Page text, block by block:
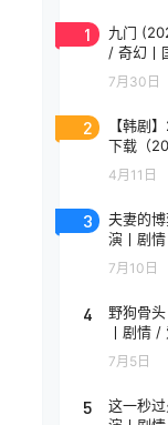
1
九门
/ 奇幻丨
7月30日
2
【韩剧
下载（
4月11日
3
夫妻的
演丨剧
7月10日
4
野狗骨
丨剧情
7月5日
5
这一秒